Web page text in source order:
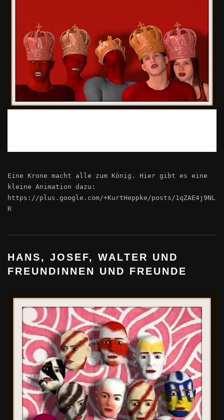
Eine Krone macht alle zum König. Hier gibt es eine
kleine Animation dazu:
https://plus.google.com/+KurtHeppke/posts/1qZAE4j9NL
R
HANS, JOSEF, WALTER UND
FREUNDINNEN UND FREUNDE